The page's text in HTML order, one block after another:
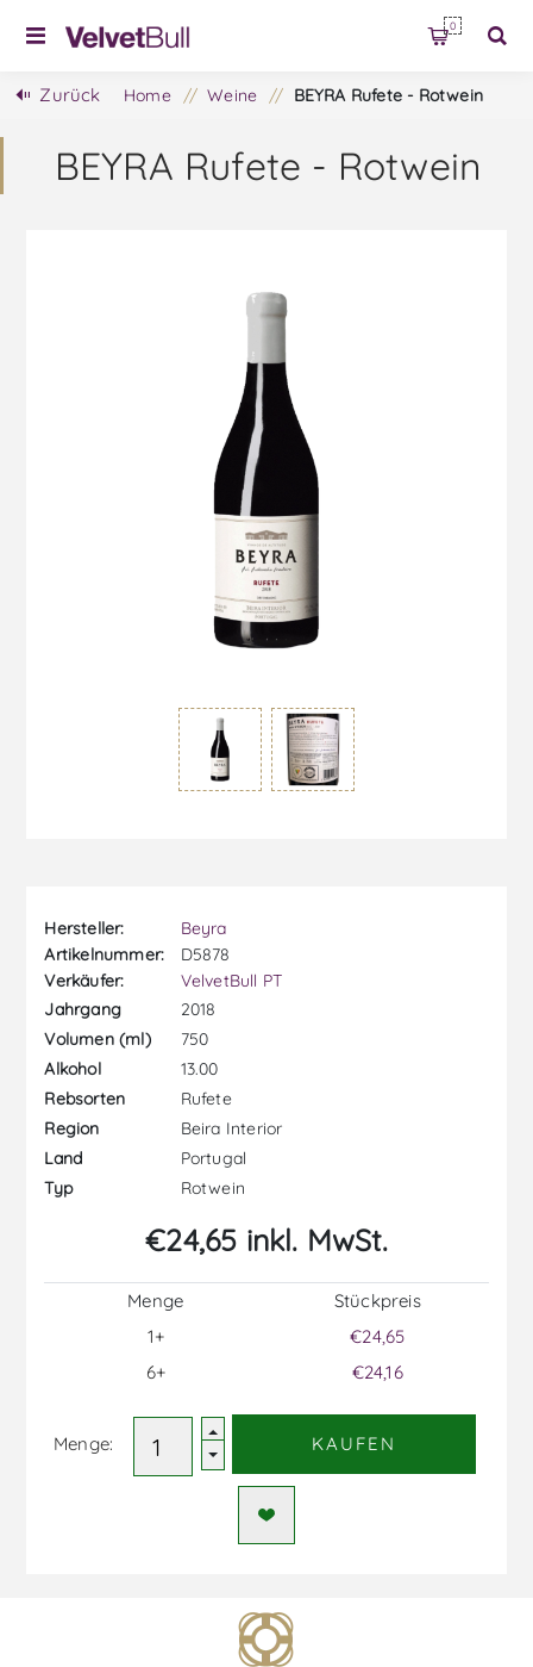
0
Zurück Home / Weine / BEYRA Rufete - Rotwein
BEYRA Rufete - Rotwein
Hersteller:
Beyra
Artikelnummer:
D5878
Verkäufer:
VelvetBull PT
Jahrgang
2018
Volumen (ml)
750
Alkohol
13.00
Rebsorten
Rufete
Region
Beira Interior
Land
Portugal
Typ
Rotwein
€24,65 inkl. MwSt.
Menge
1+
6+
Stückpreis
€24,65
€24,16
Menge: KAUFEN